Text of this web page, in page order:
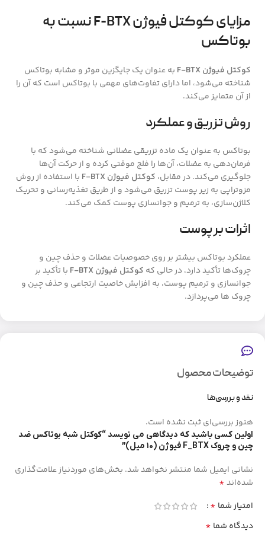
مزایای کوکتل فیوژن F-BTX نسبت به
بوتاکس
کوکتل فیوژن F-BTX
به عنوان یک جایگزین موثر و مشابه بوتاکس
شناخته می‌شود، اما دارای تفاوت‌های مهمی با بوتاکس است که آن را
از آن متمایز می‌کند.
روش تزریق و عملکرد
بوتاکس به عنوان یک ماده تزریقی عضلانی شناخته می‌شود که با
فرمان‌دهی به عضلات، آن‌ها را فلج موقتی کرده و از حرکت آن‌ها
جلوگیری می‌کند. در مقابل، کوکتل فیوژن F-BTX
با استفاده از روش
مزوتراپی به زیر پوست تزریق می‌شود و از طریق تغذیه‌رسانی و تحریک
کلاژن‌سازی، به ترمیم و جوانسازی پوست کمک می‌کند.
اثرات بر پوست
عملکرد بوتاکس بیشتر بر روی خصوصیات عضلات و حذف چین و
چروک‌ها تأکید دارد، در حالی که کوکتل فیوژن F-BTX
با تأکید بر
جوانسازی و ترمیم پوست، به افزایش خاصیت ارتجاعی و حذف چین و
چروک‌ ها می‌پردازد.
توضیحات محصول
نقد و بررسی‌ها
هنوز بررسی‌ای ثبت نشده است.
اولین کسی باشید که دیدگاهی می نویسد “کوکتل شبه بوتاکس ضد
چین و چروک F_BTX فیوژن (۱۰ میل)”
نشانی ایمیل شما منتشر نخواهد شد. بخش‌های موردنیاز علامت‌گذاری
شده‌اند*
امتیاز شما *
دیدگاه شما *